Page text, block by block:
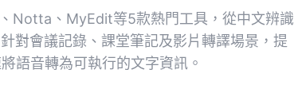
Notta、MyEdit等5款熱門工具，從中文辨識
對會議記錄、課堂筆記及影片轉譯場景，提
語音轉為可執行的文字資訊。